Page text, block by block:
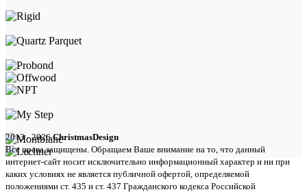
2013 - 2026ChristmasDesign
Все права защищены. Обращаем Ваше внимание на то, что данный
интернет-сайт носит исключительно информационный характер и ни при
каких условиях не является публичной офертой, определяемой
положениями ст. 435 и ст. 437 Гражданского кодекса Российской